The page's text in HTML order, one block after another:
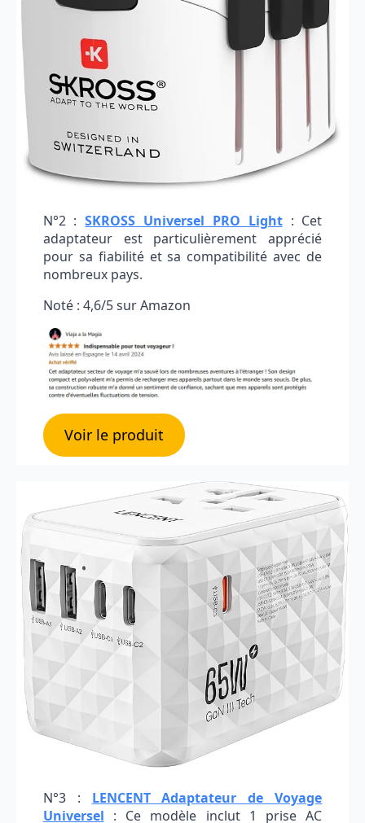
N°2 :SKROSS Universel PRO Light : Cet
adaptateur est particulièrement apprécié
pour sa fiabilité et sa compatibilité avec de
nombreux pays.
Noté : 4,6/5 sur Amazon
Voir le produit
N°3 : LENCENT Adaptateur de Voyage
Universel : Ce modèle inclut 1 prise AC